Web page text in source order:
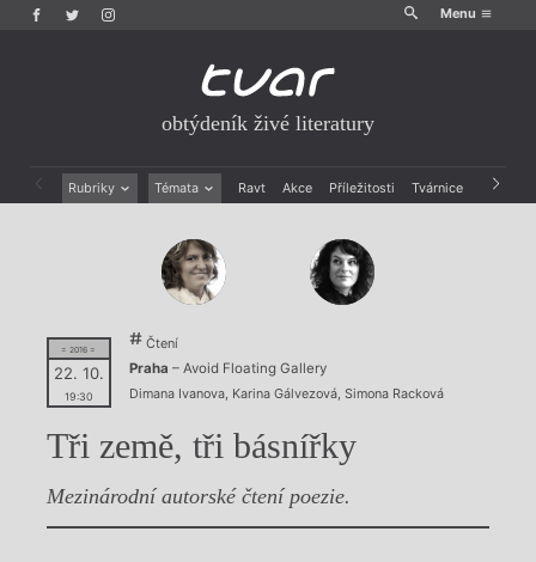
Menu
obtýdeník živé literatury
Rubriky Témata Ravt Akce Příležitosti Tvárnice Archiv
Drobná publicistika
Recenze a reflexe
Rozhovory
Dokument
Výroční ceny
= 2016 =
22. 10.
19:30
Čtení
Praha – Avoid Floating Gallery
Dimana Ivanova, Karina Gálvezová, Simona Racková
Tři země, tři básnířky
Mezinárodní autorské čtení poezie.